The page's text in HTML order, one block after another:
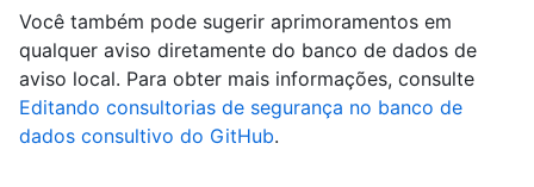
Você também pode sugerir aprimoramentos em
qualquer aviso diretamente do banco de dados de
aviso local. Para obter mais informações, consulte
Editando consultorias de segurança no banco de
dados consultivo do GitHub.